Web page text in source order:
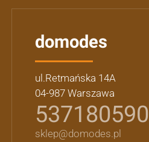
domodes
ul.Retmańska 14A
04-987 Warszawa
537180590
sklep@domodes.pl